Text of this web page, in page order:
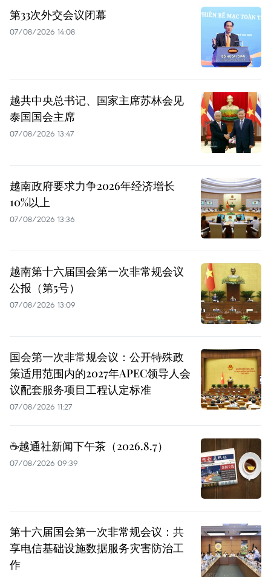
第33次外交会议闭幕
07/08/2026 14:08
越共中央总书记、国家主席苏林会见
泰国国会主席
07/08/2026 13:47
越南政府要求力争2026年经济增长
10%以上
07/08/2026 13:36
越南第十六届国会第一次非常规会议
公报（第5号）
07/08/2026 13:09
国会第一次非常规会议：公开特殊政
策适用范围内的2027年APEC领导人会
议配套服务项目工程认定标准
07/08/2026 11:27
☕️越通社新闻下午茶（2026.8.7）
07/08/2026 09:39
第十六届国会第一次非常规会议：共
享电信基础设施数据服务灾害防治工
作